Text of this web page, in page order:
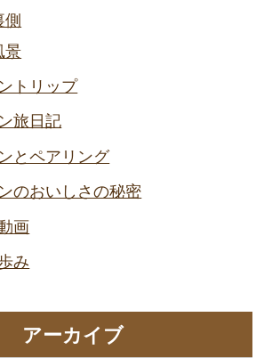
側
景
トリップ
旅日記
とペアリング
のおいしさの秘密
画
み
アーカイブ